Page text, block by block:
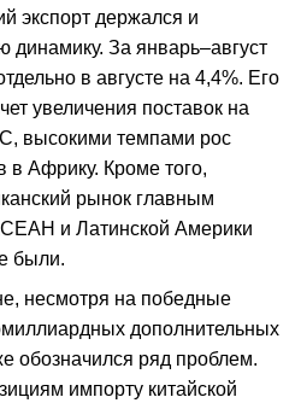
экспорт держался и
динамику. За январь–август
в августе на 4,4%. Его
увеличения поставок на
высокими темпами рос
в Африку. Кроме того,
рынок главным
и Латинской Америки
были.
несмотря на победные
дополнительных
обозначился ряд проблем.
импорту китайской